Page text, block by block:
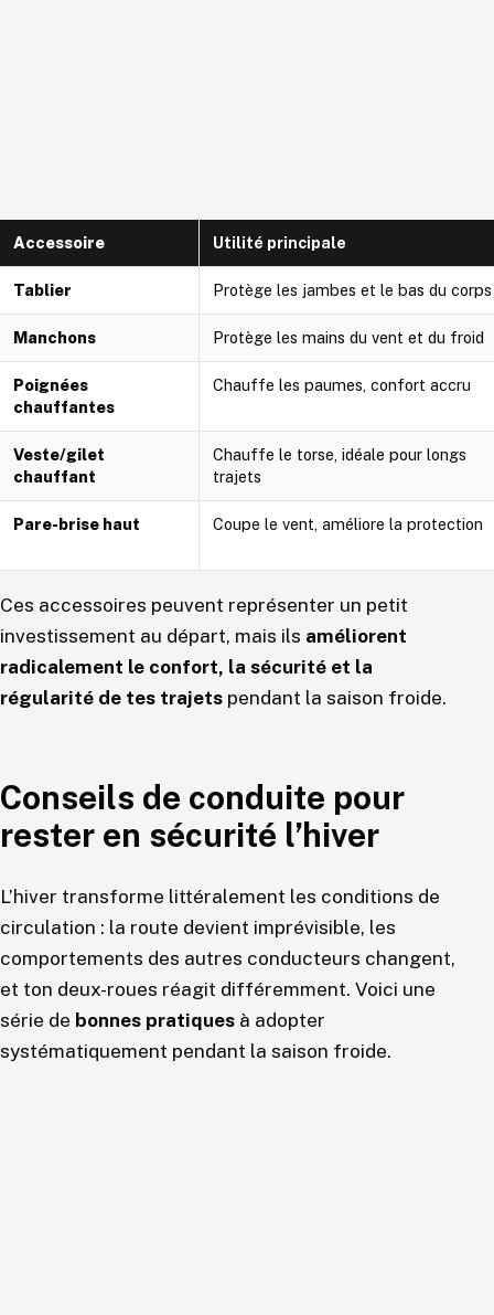
Accessoire Utilité principale
Tablier Protège les jambes et le bas du corps
Manchons Protège les mains du vent et du froid
Poignées
chauffantes
Chauffe les paumes, confort accru
Veste/gilet
chauffant
Chauffe le torse, idéale pour longs
trajets
Pare-brise haut Coupe le vent, améliore la protection
Ces accessoires peuvent représenter un petit
investissement au départ, mais ils améliorent
radicalement le confort, la sécurité et la
régularité de tes trajets pendant la saison froide.
Conseils de conduite pour
rester en sécurité l’hiver
L’hiver transforme littéralement les conditions de
circulation : la route devient imprévisible, les
comportements des autres conducteurs changent,
et ton deux-roues réagit différemment. Voici une
série de bonnes pratiques à adopter
systématiquement pendant la saison froide.